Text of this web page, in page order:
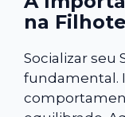
na Filhote
Socializar seu
fundamental.